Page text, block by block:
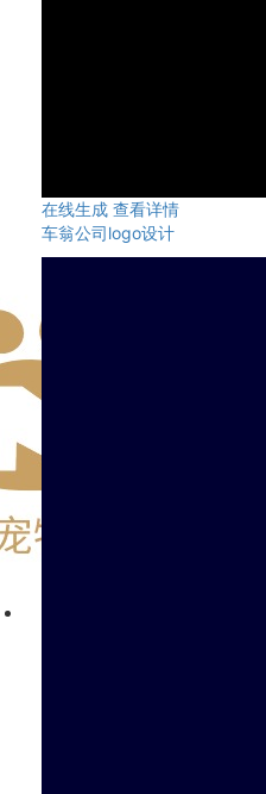
在线生成 查看详情
车翁公司logo设计